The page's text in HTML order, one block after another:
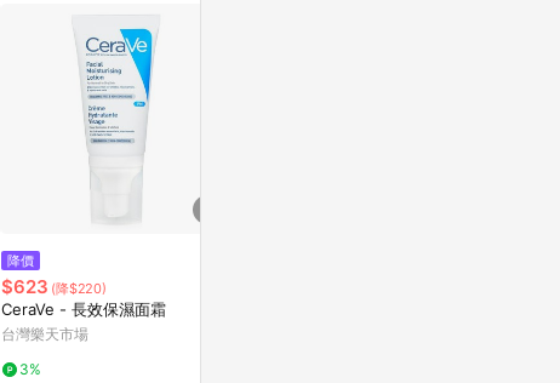
降價
$623 (降$220)
CeraVe - 長效保濕面霜
台灣樂天市場
3%